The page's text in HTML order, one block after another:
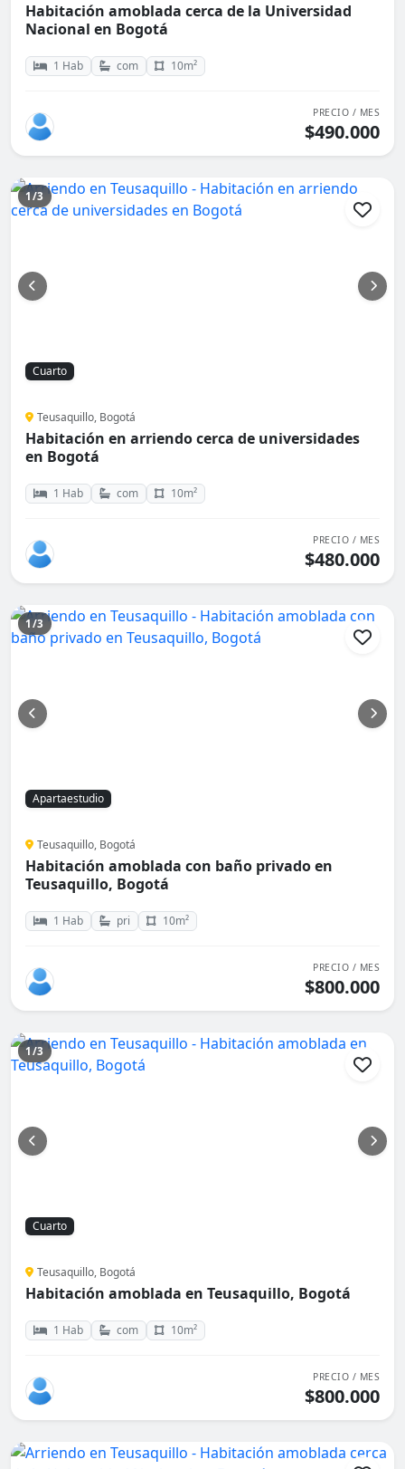
Habitación amoblada cerca de la Universidad
Nacional en Bogotá
1 Hab com 10m²
PRECIO / MES
$490.000
1/3
Cuarto
Teusaquillo, Bogotá
Habitación en arriendo cerca de universidades
en Bogotá
1 Hab com 10m²
PRECIO / MES
$480.000
1/3
Apartaestudio
Teusaquillo, Bogotá
Habitación amoblada con baño privado en
Teusaquillo, Bogotá
1 Hab pri 10m²
PRECIO / MES
$800.000
1/3
Cuarto
Teusaquillo, Bogotá
Habitación amoblada en Teusaquillo, Bogotá
1 Hab com 10m²
PRECIO / MES
$800.000